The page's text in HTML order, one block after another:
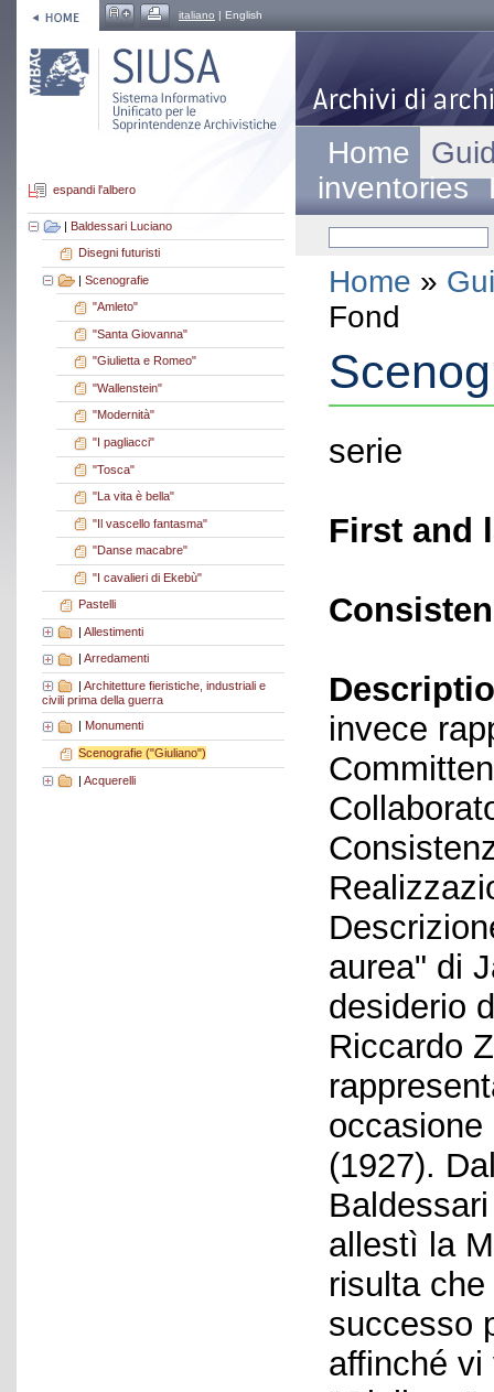
italiano | English
espandi l'albero
| Baldessari Luciano
Disegni futuristi
| Scenografie
"Amleto"
"Santa Giovanna"
"Giulietta e Romeo"
"Wallenstein"
"Modernità"
"I pagliacci"
"Tosca"
"La vita è bella"
"Il vascello fantasma"
"Danse macabre"
"I cavalieri di Ekebù"
Pastelli
| Allestimenti
Arredamenti
| Architetture fieristiche, industriali e
civili prima della guerra
Monumenti
Scenografie ("Giuliano")
| Acquerelli
Home
inventories
Home »
Fond
serie
First and
invece
aurea" di
desiderio
Riccardo
occasione
(1927).
allestì la
risulta
successo
affinché